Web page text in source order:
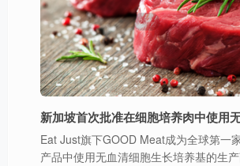
新加坡首次批准在细胞培养肉中使用
Eat Just旗下GOOD Meat成为全球第一
产品中使用无血清细胞生长培养基的生产